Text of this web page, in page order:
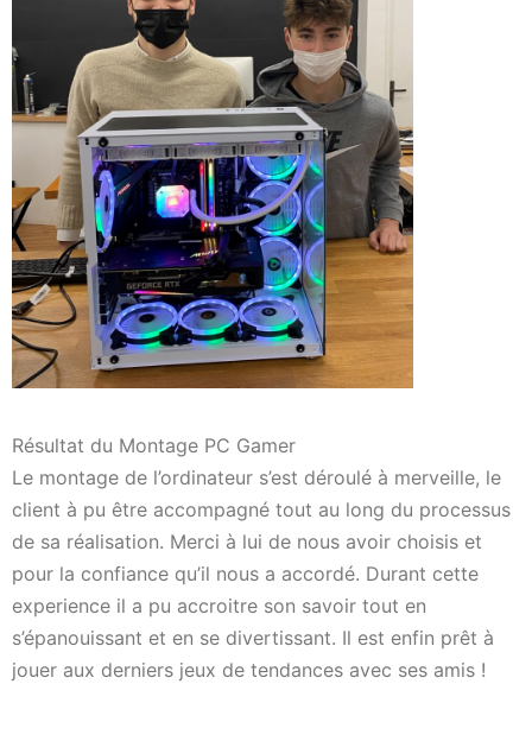
Résultat du Montage PC Gamer
Le montage de l’ordinateur s’est déroulé à merveille, le
client à pu être accompagné tout au long du processus
de sa réalisation. Merci à lui de nous avoir choisis et
pour la confiance qu’il nous a accordé. Durant cette
experience il a pu accroitre son savoir tout en
s’épanouissant et en se divertissant. Il est enfin prêt à
jouer aux derniers jeux de tendances avec ses amis !